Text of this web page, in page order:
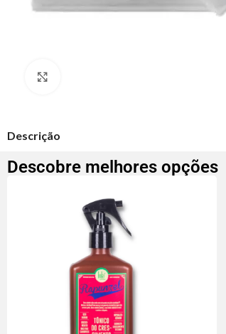
Descrição
Descobre melhores opções